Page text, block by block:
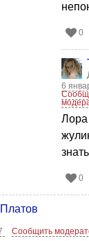
0
6
Лора
0
Сообщить